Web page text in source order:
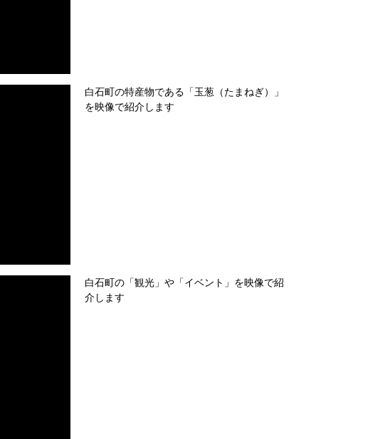
白石町の特産物である「玉葱（たまねぎ）」
を映像で紹介します
白石町の「観光」や「イベント」を映像で紹
介します